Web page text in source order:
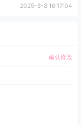
2025-3-8 16:17:04
确认修改